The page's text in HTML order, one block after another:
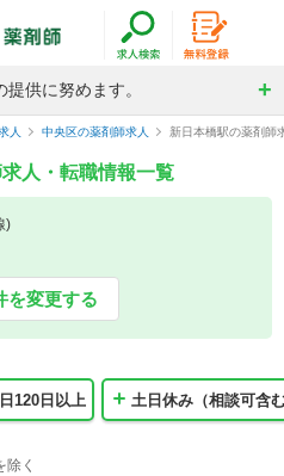
供に努めます。
人 中央区の薬剤師求人 新日本橋駅の薬剤師
人・転職情報一覧
)
を変更する
120日以上 土日休み（相談可含
く